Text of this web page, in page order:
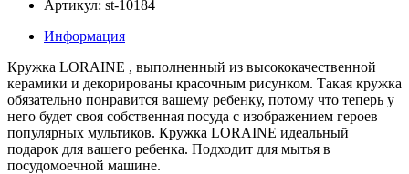
Артикул: st-10184
Информация
Кружка LORAINE , выполненный из высококачественной
керамики и декорированы красочным рисунком. Такая кружка
обязательно понравится вашему ребенку, потому что теперь у
него будет своя собственная посуда с изображением героев
популярных мультиков. Кружка LORAINE идеальный
подарок для вашего ребенка. Подходит для мытья в
посудомоечной машине.